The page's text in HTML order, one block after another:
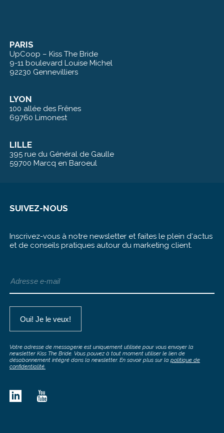
PARIS
UpCoop – Kiss The Bride
9-11 boulevard Louise Michel
92230 Gennevilliers
LYON
100 allée des Frênes
69760 Limonest
LILLE
395 rue du Général de Gaulle
59700 Marcq en Baroeul
SUIVEZ-NOUS
Inscrivez-vous à notre newsletter et faites le plein d‘actus
et de conseils pratiques autour du marketing client.
Votre adresse de messagerie est uniquement utilisée pour vous envoyer la
newsletter Kiss The Bride. Vous pouvez à tout moment utiliser le lien de
désabonnement intégré dans la newsletter. En savoir plus sur la politique de
confidentialité.